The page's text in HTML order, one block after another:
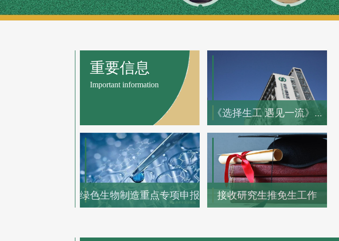
重要信息
Important information
《选择生工 遇见一流》...
绿色生物制造重点专项申报 接收研究生推免生工作